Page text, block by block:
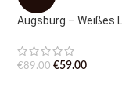
Augsburg – Weißes
€89.00 €59.00